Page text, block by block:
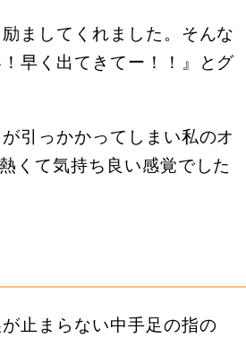
ましてくれました。そんな
早く出てきてー！！』とグ
引っかかってしまい私のオ
くて気持ち良い感覚でした
止まらない中手足の指の